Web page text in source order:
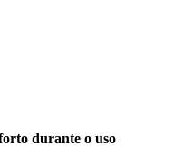
durante o uso